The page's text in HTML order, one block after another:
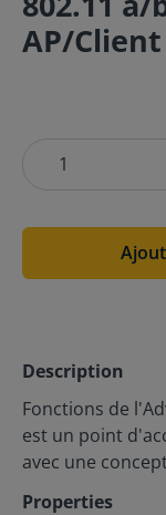
AP/
Description
Fonctions de
est un point
avec une
Properties